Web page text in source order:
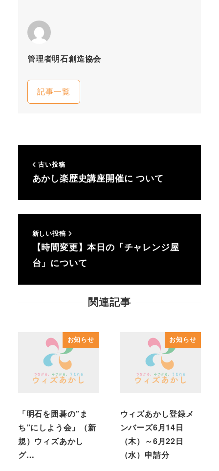
管理者明石創造協会
記事一覧
古い投稿
あかし楽歴史講座開催に ついて
新しい投稿
【時間変更】本日の「チャレンジ屋
台」について
関連記事
お知らせ
「明石を囲碁の”ま
ち”にしよう会」（新
規）ウィズあかし
グ…
お知らせ
ウィズあかし登録メ
ンバーズ6月14日
（木）～6月22日
（水）申請分